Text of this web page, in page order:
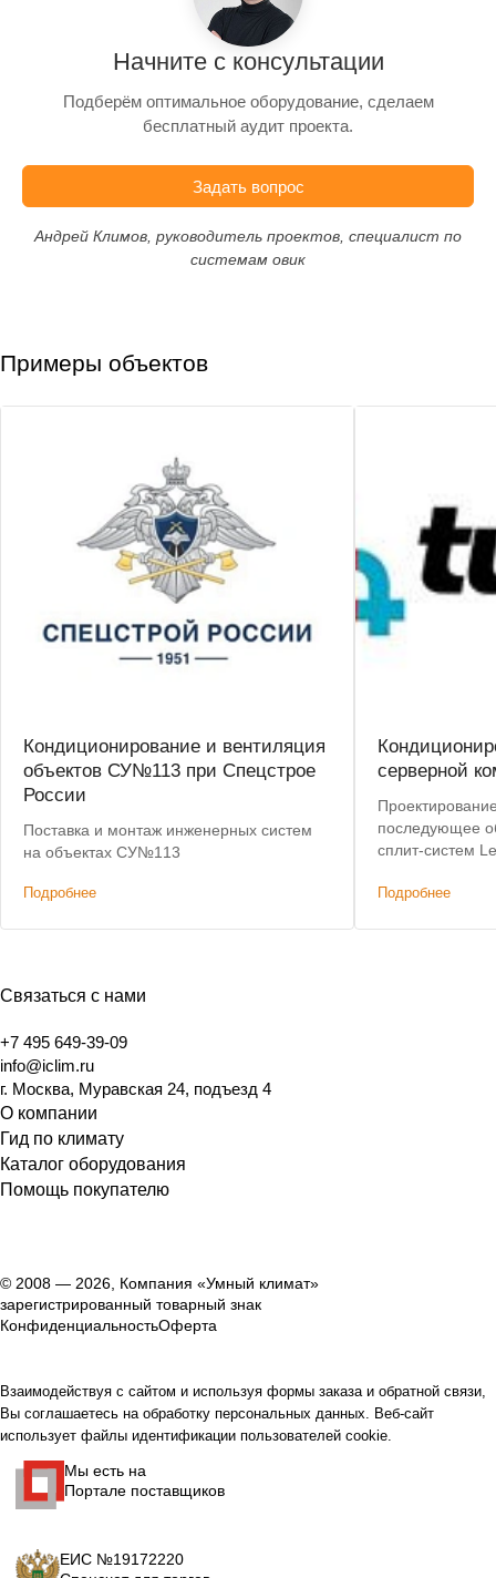
Начните с консультации
Подберём оптимальное оборудование, сделаем
бесплатный аудит проекта.
Задать вопрос
Андрей Климов, руководитель проектов, специалист по
системам овик
Примеры объектов
Кондиционирование и вентиляция
объектов СУ№113 при Спецстрое
России
Поставка и монтаж инженерных систем
на объектах СУ№113
Подробнее
серверной
последующее
сплит-систем
Подробнее
Связаться с нами
+7 495 649-39-09
info@iclim.ru
г. Москва, Муравская 24, подъезд 4
О компании
Гид по климату
Каталог оборудования
Помощь покупателю
© 2008 — 2026, Компания «Умный климат»
зарегистрированный товарный знак
КонфиденциальностьОферта
Взаимодействуя с сайтом и используя формы заказа и обратной связи,
Вы соглашаетесь на обработку персональных данных. Веб-сайт
использует файлы идентификации пользователей cookie.
Мы есть на
Портале поставщиков
ЕИС №19172220